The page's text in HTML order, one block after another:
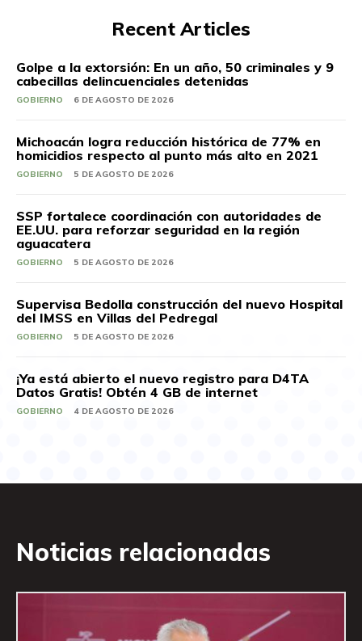
Recent Articles
Golpe a la extorsión: En un año, 50 criminales y 9
cabecillas delincuenciales detenidas
GOBIERNO 6 DE AGOSTO DE 2026
Michoacán logra reducción histórica de 77% en
homicidios respecto al punto más alto en 2021
GOBIERNO 5 DE AGOSTO DE 2026
SSP fortalece coordinación con autoridades de
EE.UU. para reforzar seguridad en la región
aguacatera
GOBIERNO 5 DE AGOSTO DE 2026
Supervisa Bedolla construcción del nuevo Hospital
del IMSS en Villas del Pedregal
GOBIERNO 5 DE AGOSTO DE 2026
¡Ya está abierto el nuevo registro para D4TA
Datos Gratis! Obtén 4 GB de internet
GOBIERNO 4 DE AGOSTO DE 2026
Noticias relacionadas